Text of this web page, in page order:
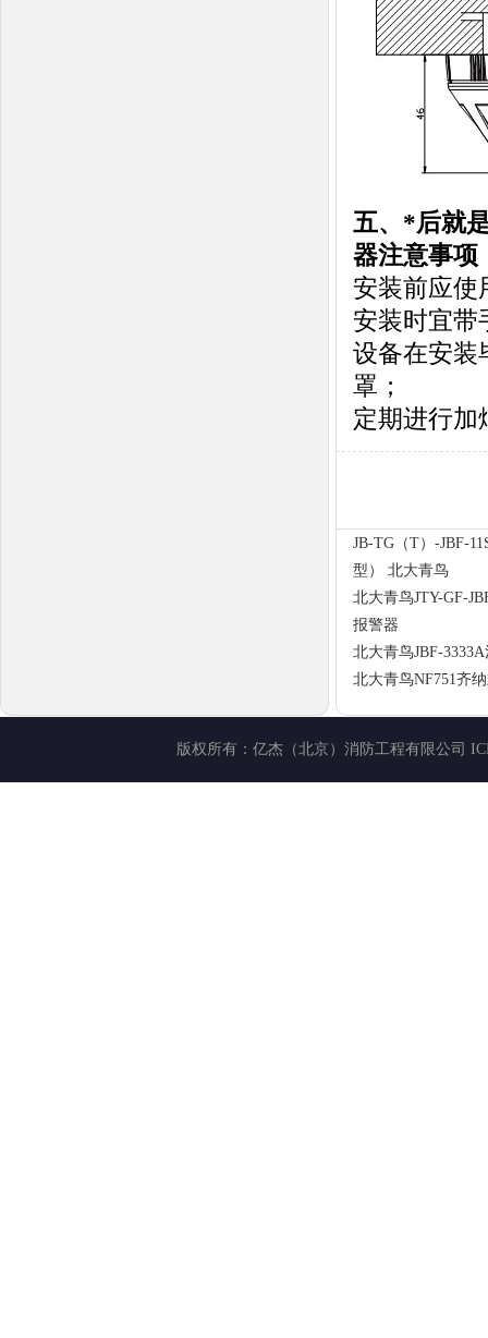
五、*后就
器注意事项
安装前应使
安装时宜带
设备在安装
罩；
定期进行加
JB-TG（T）-JBF-
型） 北大青鸟
北大青鸟JTY-GF-
报警器
北大青鸟JBF-
北大青鸟NF751齐
版权所有： 亿杰（北京）消防工程有限公司